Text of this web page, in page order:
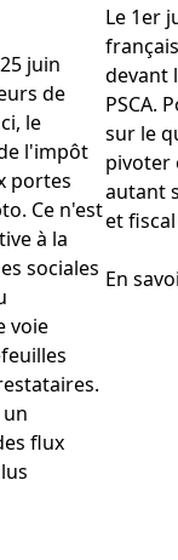
juin
de
le
l'impôt
portes
Ce n'est
à la
sociales
voie
flux
Le 1er
devant
PSCA.
sur le
pivoter
autant
et
En